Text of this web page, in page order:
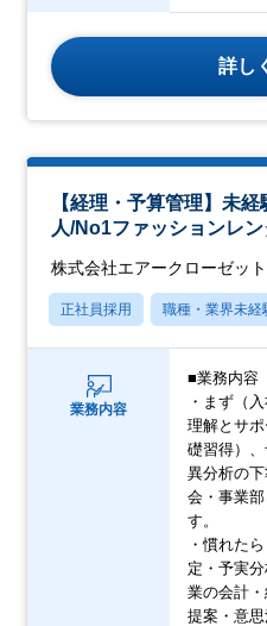
詳し
【経理・予算管理】未
人/No1ファッションレ
株式会社エアークローゼット
正社員採用 職種・業界未経
業務内容
■業務内容
・まず（
理解とサ
礎習得）
異分析の
会・事業
す。
・慣れた
定・予実
業の会計
提案・意思